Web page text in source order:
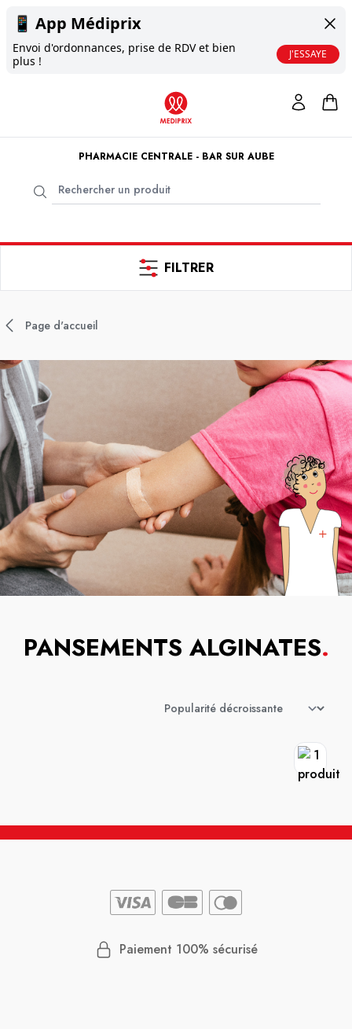
📱 App Médiprix
Envoi d'ordonnances, prise de RDV et bien
plus !
J'ESSAYE
PHARMACIE CENTRALE - BAR SUR AUBE
FILTRER
Page d'accueil
PANSEMENTS ALGINATES.
Paiement 100% sécurisé